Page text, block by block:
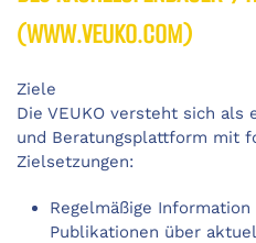
(WWW.VEUKO.COM)
Ziele
Die VEUKO versteht sich als
und Beratungsplattform mit
Zielsetzungen:
Regelmäßige Information
Publikationen über